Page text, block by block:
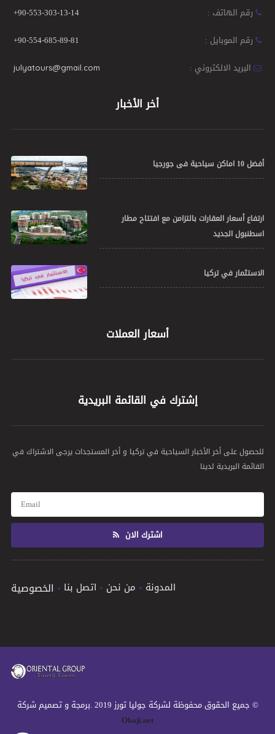
رقم الهاتف :
+90-553-303-13-14
رقم الموبايل :
+90-554-685-89-81
البريد الالكتروني :
julyatours@gmail.com
أخر الأخبار
أفضل 10 اماكن سياحية فى جورجيا
ارتفاع أسعار العقارات بالتزامن مع افتتاح مطار
اسطنبول الجديد
الاستثمار في تركيا
أسعار العملات
إشترك في القائمة البريدية
للحصول على أخر الأخبار السياحية في تركيا و أخر المستجدات يرجى الاشتراك في
القائمة البريدية لدينا
اشترك الان
الخصوصية اتصل بنا من نحن المدونة
© جميع الحقوق محفوظة لشركة جوليا تورز 2019 .برمجة و تصميم شركة
Obaji.net